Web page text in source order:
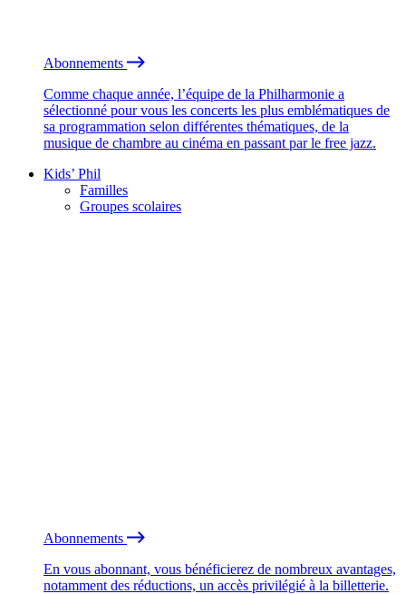
Abonnements
Comme chaque année, l’équipe de la Philharmonie a
sélectionné pour vous les concerts les plus emblématiques de
sa programmation selon différentes thématiques, de la
musique de chambre au cinéma en passant par le free jazz.
Kids’ Phil
Familles
Groupes scolaires
Abonnements
En vous abonnant, vous bénéficierez de nombreux avantages,
notamment des réductions, un accès privilégié à la billetterie.